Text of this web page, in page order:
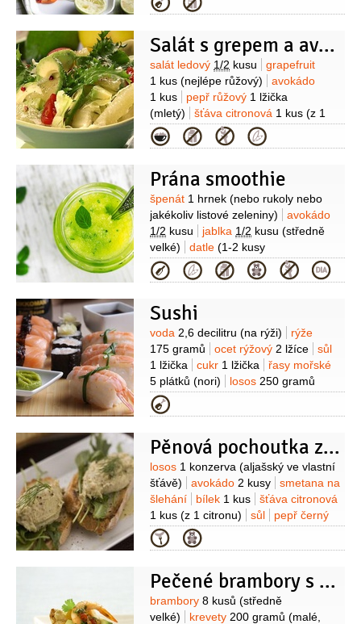
(zralé)
rajčátka cherry1 hrst
limetka
drcený)
sůl Salát s grepem a avokádem
Suroviny
salát ledový 1/2 kusu
grapefruit
1 kus (nejlépe růžový)
avokádo
1 kus
pepř růžový 1 lžička
(mletý)
šťáva citronová 1 kus (z 1
citronu)
olej olivový2 lžíce
1/2lžičky rajčátka cherry6 kusů
Kategorie
Prána smoothie
Suroviny
špenát 1 hrnek (nebo rukoly nebo
jakékoliv listové zeleniny)
avokádo
1/2 kusu jablka 1/2 kusu (středně
velké)
datle (1-2 kusy
vypeckované)
voda2 hrnky
Kategorie
Sushi
Suroviny
voda 2,6 decilitru (na rýži)
rýže
175 gramů
ocet rýžový 2 lžíce
sůl
1 lžička
cukr 1 lžička
řasy mořské
5 plátků (nori) losos 250 gramů
(čerstvé filety bez kůže a kostí)
tyčinky6 kusů avokádo1 kus (zralé)
(miska)
wasabi1 hrnek
(miska)
zázvor 1 hrnek
(miska,
nakládaný)
ředkev červená
1 hrnek
(miska, nakládaná)
Kategorie
Pěnová pochoutka z lososa
Suroviny
losos 1 konzerva (aljašský ve vlastní
šťávě)
avokádo 2 kusy
smetana na
šlehání
bílek 1 kus
šťáva citronová
1 kus (z 1 citronu) sůl
pepř černý
(mletý - nemusí být)
1 lžíce (extra virgine) chléb
Kategorie
Pečené brambory s krevetami, avokádem a mangem
Suroviny
brambory 8 kusů (středně
velké)
krevety 200 gramů (malé,